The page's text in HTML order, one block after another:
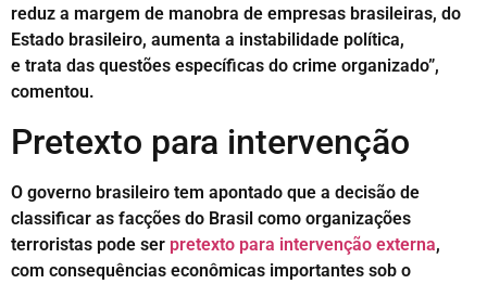
reduz a margem de manobra de empresas brasileiras, do
Estado brasileiro, aumenta a instabilidade política,
e trata das questões específicas do crime organizado”,
comentou.
Pretexto para intervenção
O governo brasileiro tem apontado que a decisão de
classificar as facções do Brasil como organizações
terroristas pode ser pretexto para intervenção externa,
com consequências econômicas importantes sob o